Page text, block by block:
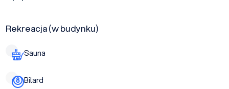
Rekreacja (w budynku)
Sauna
Bilard